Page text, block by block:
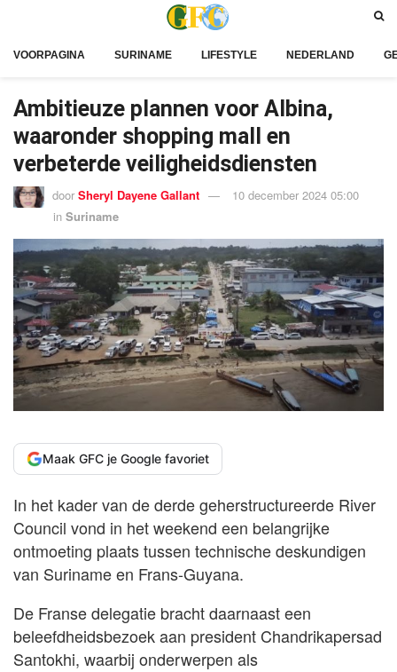
VOORPAGINA SURINAME LIFESTYLE NEDERLAND
Ambitieuze plannen voor Albina,
waaronder shopping mall en
verbeterde veiligheidsdiensten
door Sheryl Dayene Gallant
10 december 2024 05:00
in Suriname
Maak GFC je Google favoriet
In het kader van de derde geherstructureerde River
Council vond in het weekend een belangrijke
ontmoeting plaats tussen technische deskundigen
van Suriname en Frans-Guyana.
De Franse delegatie bracht daarnaast een
beleefdheidsbezoek aan president Chandrikapersad
Santokhi, waarbij onderwerpen als